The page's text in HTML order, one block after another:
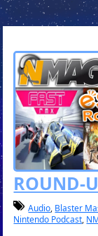
ROUND-
Audio, Blaster
Nintendo Podcast,